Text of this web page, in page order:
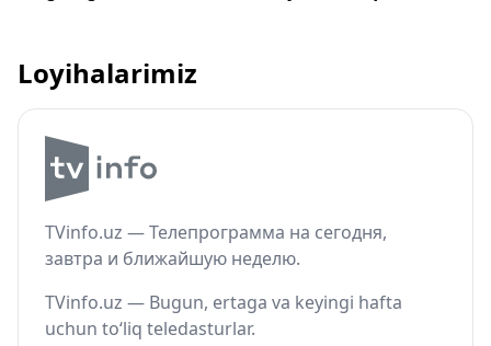
Loyihalarimiz
TVinfo.uz — Телепрограмма на сегодня,
завтра и ближайшую неделю.
TVinfo.uz — Bugun, ertaga va keyingi hafta
uchun to‘liq teledasturlar.